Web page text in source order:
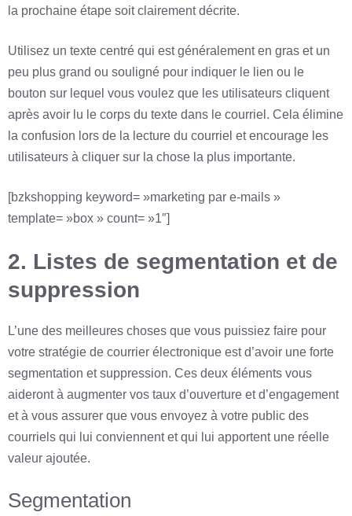
la prochaine étape soit clairement décrite.
Utilisez un texte centré qui est généralement en gras et un
peu plus grand ou souligné pour indiquer le lien ou le
bouton sur lequel vous voulez que les utilisateurs cliquent
après avoir lu le corps du texte dans le courriel. Cela élimine
la confusion lors de la lecture du courriel et encourage les
utilisateurs à cliquer sur la chose la plus importante.
[bzkshopping keyword= »marketing par e-mails »
template= »box » count= »1″]
2. Listes de segmentation et de
suppression
L’une des meilleures choses que vous puissiez faire pour
votre stratégie de courrier électronique est d’avoir une forte
segmentation et suppression. Ces deux éléments vous
aideront à augmenter vos taux d’ouverture et d’engagement
et à vous assurer que vous envoyez à votre public des
courriels qui lui conviennent et qui lui apportent une réelle
valeur ajoutée.
Segmentation